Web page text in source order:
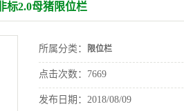
标2.0母猪限位栏
所属分类： 限位栏
点击次数： 7669
发布日期： 2018/08/09